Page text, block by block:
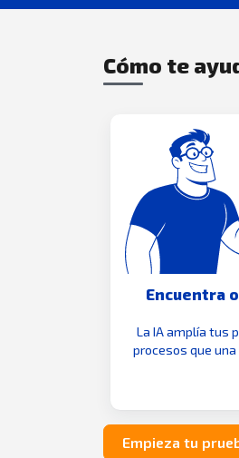
Cómo te
Encuentra
La IA amplía tus
procesos que
Empieza tu